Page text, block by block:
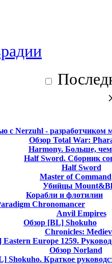
с Nerzuhl - разработчиком
Обзор Total War:
Harmony. Больше,
Half Sword. Сборник
Half Sword
Master of Command
Убийцы
Корабли и флотилии
Chronomancer
Anvil Empires
Обзор [BL] Shokuho
Chronicles:
Eastern Europe 1259.
Обзор Norland
Shokuho. Краткое